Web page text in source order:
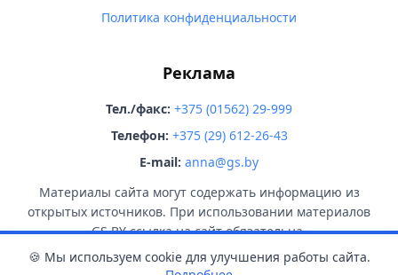
Политика конфиденциальности
Реклама
Тел./факс: +375 (01562) 29-999
Телефон: +375 (29) 612-26-43
E-mail: anna@gs.by
Материалы сайта могут содержать информацию из
открытых источников. При использовании материалов
GS.BY ссылка на сайт обязательна.
🍪 Мы используем cookie для улучшения работы сайта.